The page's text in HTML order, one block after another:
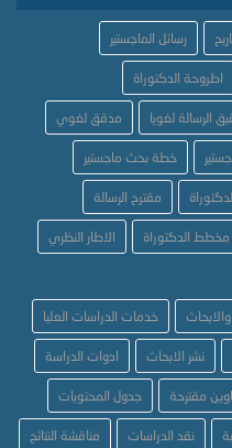
رسائل الماجستير
اطروحة الدكتوراة
الرسالة لغويا مدقق لغوي
خطة بحث ماجستير
مقترح الرسالة
مخطط الدكتوراة الاطار النظري
خدمات الدراسات العليا
نشر الابحاث ادوات الدراسة
مقترحة جدول المحتويات
نقد الدراسات مناقشة النتائج